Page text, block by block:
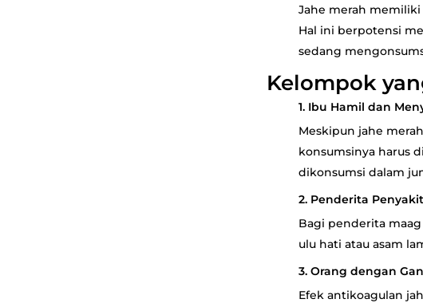
Jahe merah
Hal ini berpotensi
sedang
Kelompok
1. Ibu Hamil dan
Meskipun jahe
konsumsinya harus
dikonsumsi dalam
2. Penderita
Bagi penderita
ulu hati atau asam
3. Orang dengan
Efek antikoagulan